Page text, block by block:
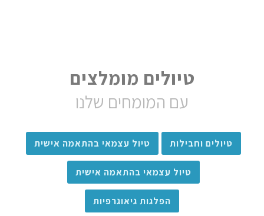
טיולים מומלצים
עם המומחים שלנו
טיולים וחבילות טיול עצמאי בהתאמה אישית
טיול עצמאי בהתאמה אישית
הפלגות גיאוגרפיות